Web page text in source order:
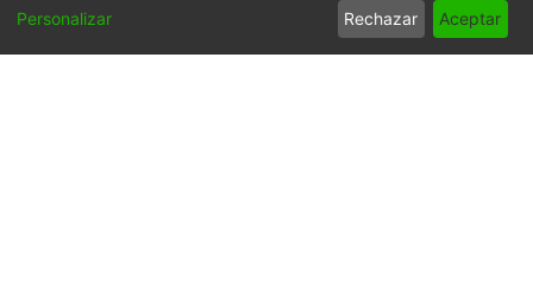
para su conservación, preservación y divulgación del
Archivo entre la comunidad Vallecaucana,
Personalizar Rechazar Aceptar